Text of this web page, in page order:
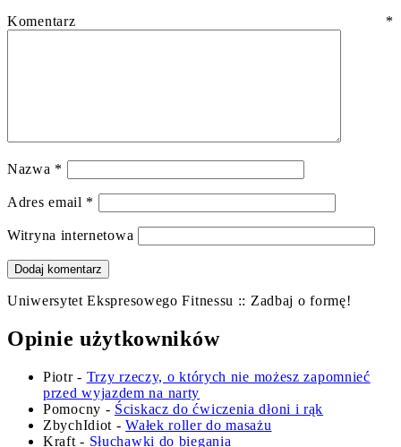
Komentarz *
Nazwa *
Adres email *
Witryna internetowa
Uniwersytet Ekspresowego Fitnessu :: Zadbaj o formę!
Opinie użytkowników
Piotr- Trzy rzeczy, o których nie możesz zapomnieć
przed wyjazdem na narty
Pomocny - Ściskacz do ćwiczenia dłoni i rąk
ZbychIdiot -Wałek roller do masażu
Kraft - Słuchawki do biegania